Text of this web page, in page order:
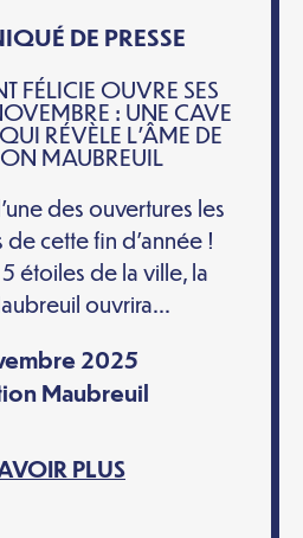
DE PRESSE
FÉLICIE OUVRE SES
: UNE CAVE
RÉVÈLE L’ÂME DE
MAUBREUIL
des ouvertures les
cette fin d’année !
étoiles de la ville, la
ouvrira...
2025
Maubreuil
PLUS